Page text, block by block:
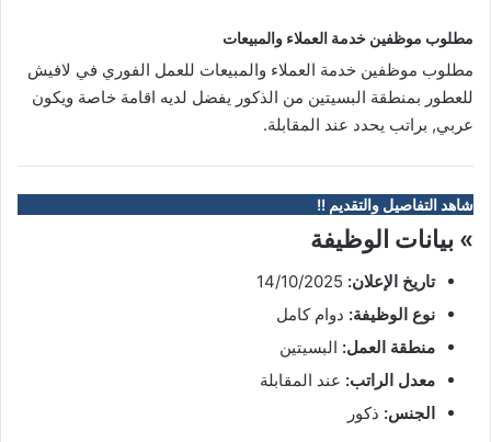
مطلوب موظفين خدمة العملاء والمبيعات
مطلوب موظفين خدمة العملاء والمبيعات للعمل الفوري في لافيش
للعطور بمنطقة البسيتين من الذكور يفضل لديه اقامة خاصة ويكون
عربي, براتب يحدد عند المقابلة.
شاهد التفاصيل والتقديم !!
» بيانات الوظيفة
تاريخ الإعلان:
نوع الوظيفة: دوام كامل
منطقة العمل: البسيتين
معدل الراتب: عند المقابلة
الجنس: ذكور